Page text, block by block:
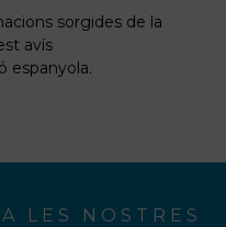
sorgides de la
avís
espanyola.
LES NOSTRES